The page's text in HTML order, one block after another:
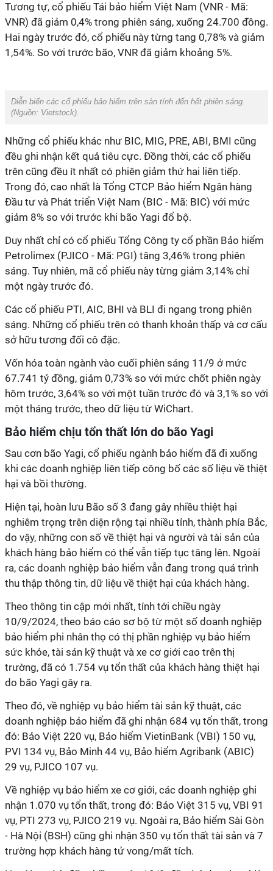
Tương tự, cổ phiếu Tái bảo hiểm Việt Nam (VNR - Mã:
VNR) đã giảm 0,4% trong phiên sáng, xuống 24.700 đồng.
Hai ngày trước đó, cổ phiếu này từng tang 0,78% và giảm
1,54%. So với trước bão, VNR đã giảm khoảng 5%.
Diễn biến các cổ phiếu bảo hiểm trên sàn tính đến hết phiên sáng.
(Nguồn: Vietstock).
Những cổ phiếu khác như BIC, MIG, PRE, ABI, BMI cũng
đều ghi nhận kết quả tiêu cực. Đồng thời, các cổ phiếu
trên cũng đều ít nhất có phiên giảm thứ hai liên tiếp.
Trong đó, cao nhất là Tổng CTCP Bảo hiểm Ngân hàng
Đầu tư và Phát triển Việt Nam (BIC - Mã: BIC) với mức
giảm 8% so với trước khi bão Yagi đổ bộ.
Duy nhất chỉ có cổ phiếu Tổng Công ty cổ phần Bảo hiểm
Petrolimex (PJICO - Mã: PGI) tăng 3,46% trong phiên
sáng. Tuy nhiên, mã cổ phiếu này từng giảm 3,14% chỉ
một ngày trước đó.
Các cổ phiếu PTI, AIC, BHI và BLI đi ngang trong phiên
sáng. Những cổ phiếu trên có thanh khoản thấp và cơ cấu
sở hữu tương đối cô đặc.
Vốn hóa toàn ngành vào cuối phiên sáng 11/9 ở mức
67.741 tỷ đồng, giảm 0,73% so với mức chốt phiên ngày
hôm trước, 3,64% so với một tuần trước đó và 3,1% so với
một tháng trước, theo dữ liệu từ WiChart.
Bảo hiểm chịu tổn thất lớn do bão Yagi
Sau cơn bão Yagi, cổ phiếu ngành bảo hiểm đã đi xuống
khi các doanh nghiệp liên tiếp công bố các số liệu về thiệt
hại và bồi thường.
Hiện tại, hoàn lưu Bão số 3 đang gây nhiều thiệt hại
nghiêm trọng trên diện rộng tại nhiều tỉnh, thành phía Bắc,
do vậy, những con số về thiệt hại và người và tài sản của
khách hàng bảo hiểm có thể vẫn tiếp tục tăng lên. Ngoài
ra, các doanh nghiệp bảo hiểm vẫn đang trong quá trình
thu thập thông tin, dữ liệu về thiệt hại của khách hàng.
Theo thông tin cập mới nhất, tính tới chiều ngày
10/9/2024, theo báo cáo sơ bộ từ một số doanh nghiệp
bảo hiểm phi nhân thọ có thị phần nghiệp vụ bảo hiểm
sức khỏe, tài sản kỹ thuật và xe cơ giới cao trên thị
trường, đã có 1.754 vụ tổn thất của khách hàng thiệt hại
do bão Yagi gây ra.
Theo đó, về nghiệp vụ bảo hiểm tài sản kỹ thuật, các
doanh nghiệp bảo hiểm đã ghi nhận 684 vụ tổn thất, trong
đó: Bảo Việt 220 vụ, Bảo hiểm VietinBank (VBI) 150 vụ,
PVI 134 vụ, Bảo Minh 44 vụ, Bảo hiểm Agribank (ABIC)
29 vụ, PJICO 107 vụ.
Về nghiệp vụ bảo hiểm xe cơ giới, các doanh nghiệp ghi
nhận 1.070 vụ tổn thất, trong đó: Bảo Việt 315 vụ, VBI 91
vụ, PTI 273 vụ, PJICO 219 vụ. Ngoài ra, Bảo hiểm Sài Gòn
- Hà Nội (BSH) cũng ghi nhận 350 vụ tổn thất tài sản và 7
trường hợp khách hàng tử vong/mất tích.